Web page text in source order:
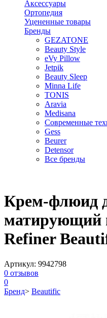
Аксессуары
Ортопедия
Уцененные товары
Бренды
GEZATONE
Beauty Style
eVy Pillow
Jetpik
Beauty Sleep
Minna Life
TONIS
Aravia
Medisana
Современные
Gess
Beurer
Detensor
Все бренды
Крем-флюид
матирующий
Refiner
Артикул: 9942798
0 отзывов
0
Бренд> Beautific